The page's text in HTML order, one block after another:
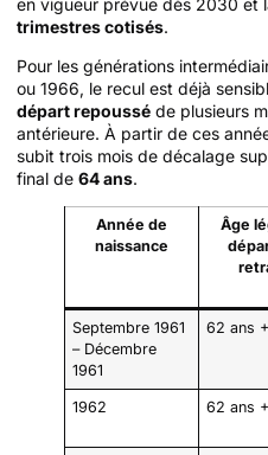
trimestres cotisés.
Pour les générations
ou 1966, le recul est déjà
départ repoussé de plusieurs
antérieure. À partir de ces
subit trois mois de décalage
final de 64 ans.
Année de
naissance
Âge
Septembre 1961
– Décembre
1961
62 ans
1962 62 ans